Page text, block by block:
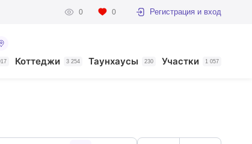
0 0 Регистрация и вход
Коттеджи 3 254 Таунхаусы 230 Участки 1 057